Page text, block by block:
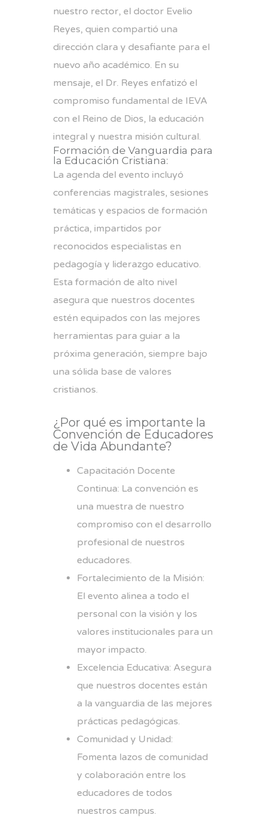
nuestro rector, el doctor Evelio
Reyes, quien compartió una
dirección clara y desafiante para el
nuevo año académico. En su
mensaje, el Dr. Reyes enfatizó el
compromiso fundamental de IEVA
con el Reino de Dios, la educación
integral y nuestra misión cultural.
Formación de Vanguardia para
la Educación Cristiana:
La agenda del evento incluyó
conferencias magistrales, sesiones
temáticas y espacios de formación
práctica, impartidos por
reconocidos especialistas en
pedagogía y liderazgo educativo.
Esta formación de alto nivel
asegura que nuestros docentes
estén equipados con las mejores
herramientas para guiar a la
próxima generación, siempre bajo
una sólida base de valores
cristianos.
¿Por qué es importante la
Convención de Educadores
de Vida Abundante?
Capacitación Docente
Continua: La convención es
una muestra de nuestro
compromiso con el desarrollo
profesional de nuestros
educadores.
Fortalecimiento de la Misión:
El evento alinea a todo el
personal con la visión y los
valores institucionales para un
mayor impacto.
Excelencia Educativa: Asegura
que nuestros docentes están
a la vanguardia de las mejores
prácticas pedagógicas.
Comunidad y Unidad:
Fomenta lazos de comunidad
y colaboración entre los
educadores de todos
nuestros campus.